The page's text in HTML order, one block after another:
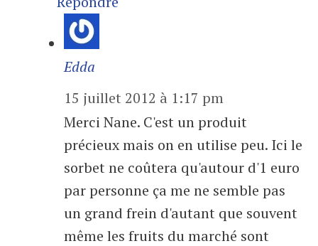
Edda
15 juillet 2012 à 1:17 pm
Merci Nane. C'est un produit
précieux mais on en utilise peu. Ici le
sorbet ne coûtera qu'autour d'1 euro
par personne ça me ne semble pas
un grand frein d'autant que souvent
même les fruits du marché sont